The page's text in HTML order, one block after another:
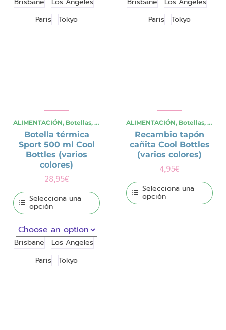
variantes.
Las
opciones
Paris
Tokyo
variantes.
Las
opciones
Paris
Tokyo
ALIMENTACIÓN, Botellas, OCASIONES ESPECIALES,Verano,Viajes
Botella térmica
Sport 500 ml Cool
Bottles (varios
colores)
28,95€
Selecciona una
opción
Este
producto
tiene
múltiples
variantes.
Las
opciones
Brisbane
Los Angeles
Paris
Tokyo
ALIMENTACIÓN, Botellas,
Recambio tapón
cañita Cool Bottles
(varios colores)
4,95€
Selecciona una
opción
Este